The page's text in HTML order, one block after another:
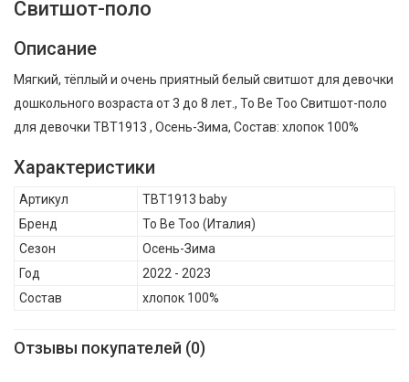
Свитшот-поло
Описание
Мягкий, тёплый и очень приятный белый свитшот для девочки
дошкольного возраста от 3 до 8 лет., To Be Too Свитшот-поло
для девочки TBT1913 , Осень-Зима, Состав: хлопок 100%
Характеристики
Артикул
TBT1913 baby
Бренд
To Be Too (Италия)
Сезон
Осень-Зима
Год
2022 - 2023
Состав
хлопок 100%
Отзывы покупателей (0)